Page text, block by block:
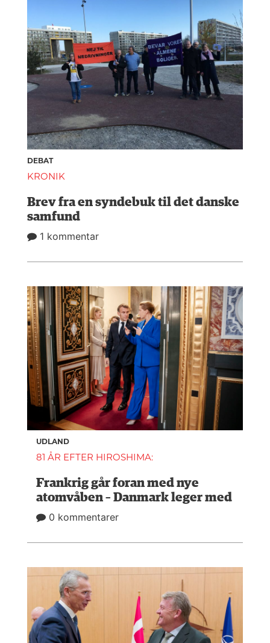
DEBAT
KRONIK
Brev fra en syndebuk til det danske
samfund
1 kommentar
UDLAND
81 ÅR EFTER HIROSHIMA:
Frankrig går foran med nye
atomvåben – Danmark leger med
0 kommentarer